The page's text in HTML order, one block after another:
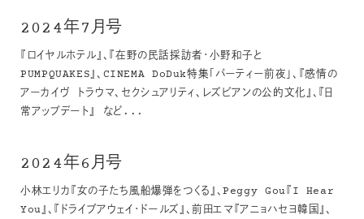
2024年7月号
『ロイヤルホテル』、『在野の民話採訪者・小野和子と
PUMPQUAKES』、CINEMA DoDuk特集「パーティー前夜」、『感情の
アーカイヴ トラウマ、セクシュアリティ、レズビアンの公的文化』、『日
常アップデート』 など...
2024年6月号
小林エリカ『女の子たち風船爆弾をつくる』、Peggy Gou『I Hear
You』、『ドライブアウェイ・ドールズ』、前田エマ『アニョハセヨ韓国』、